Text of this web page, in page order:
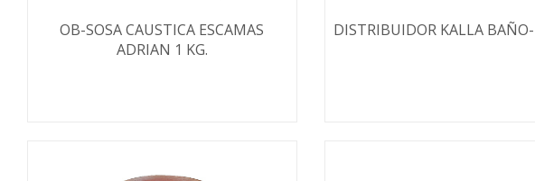
OB-SOSA CAUSTICA ESCAMAS
ADRIAN 1 KG.
DISTRIBUIDOR KALLA